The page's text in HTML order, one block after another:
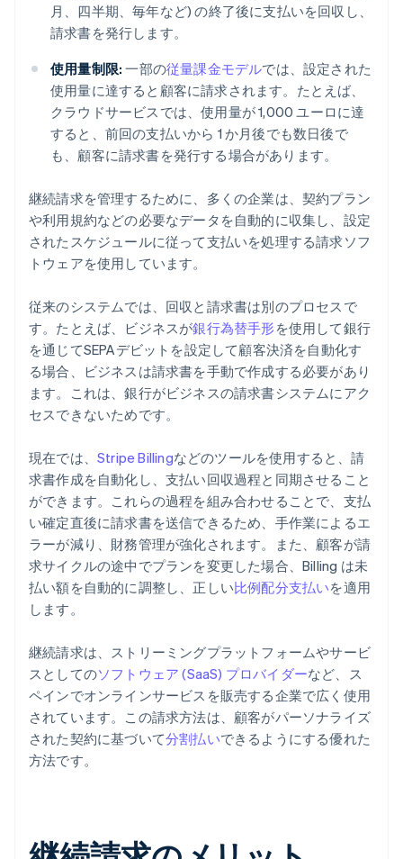
月、四半期、毎年など) の終了後に支払いを回収し、
請求書を発行します。
使用量制限: 一部の従量課金モデルでは、設定された
使用量に達すると顧客に請求されます。たとえば、
クラウドサービスでは、使用量が 1,000 ユーロに達
すると、前回の支払いから 1 か月後でも数日後で
も、顧客に請求書を発行する場合があります。
継続請求を管理するために、多くの企業は、契約プラン
や利用規約などの必要なデータを自動的に収集し、設定
されたスケジュールに従って支払いを処理する請求ソフ
トウェアを使用しています。
従来のシステムでは、回収と請求書は別のプロセスで
す。たとえば、ビジネスが銀行為替手形 を使用して銀行
を通じてSEPAデビットを設定して顧客決済を自動化す
る場合、ビジネスは請求書を手動で作成する必要があり
ます。これは、銀行がビジネスの請求書システムにアク
セスできないためです。
現在では、 Stripe Billingなどのツールを使用すると、請
求書作成を自動化し、支払い回収過程と同期させること
ができます。これらの過程を組み合わせることで、支払
い確定直後に請求書を送信できるため、手作業によるエ
ラーが減り、財務管理が強化されます。また、顧客が請
求サイクルの途中でプランを変更した場合、Billing は未
払い額を自動的に調整し、正しい比例配分支払いを適用
します。
継続請求は、ストリーミングプラットフォームやサービ
スとしてのソフトウェア (SaaS) プロバイダーなど、ス
ペインでオンラインサービスを販売する企業で広く使用
されています。この請求方法は、顧客がパーソナライズ
された契約に基づいて分割払いできるようにする優れた
方法です。